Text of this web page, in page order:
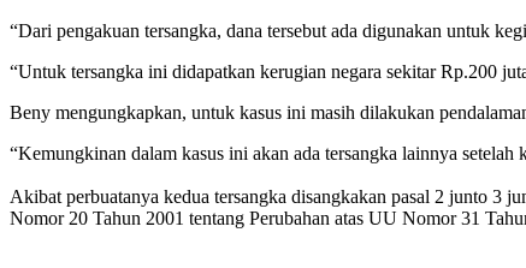
“Dari pengakuan tersangka, dana tersebut ada digunakan untuk
“Untuk tersangka ini didapatkan kerugian negara sekitar Rp.200
Beny mengungkapkan, untuk kasus ini masih dilakukan
“Kemungkinan dalam kasus ini akan ada tersangka lainnya setelah
Akibat perbuatanya kedua tersangka disangkakan pasal 2 junto 3
Nomor 20 Tahun 2001 tentang Perubahan atas UU Nomor 31